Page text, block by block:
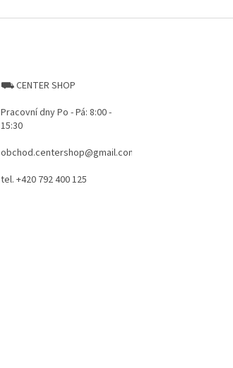
⛟ CENTER SHOP
Pracovní dny Po - Pá: 8:00 -
15:30
obchod.centershop@gmail.com
tel. +420 792 400 125